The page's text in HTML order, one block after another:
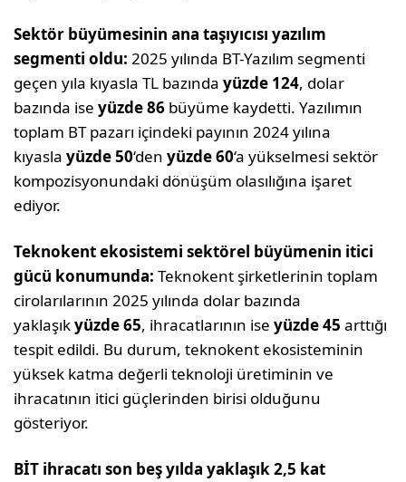
Sektör büyümesinin ana taşıyıcısı yazılım
segmenti oldu: 2025 yılında BT-Yazılım segmenti
geçen yıla kıyasla TL bazındayüzde 124, dolar
bazında iseyüzde 86 büyüme kaydetti. Yazılımın
toplam BT pazarı içindeki payının 2024 yılına
kıyaslayüzde 50‘denyüzde 60‘a yükselmesi sektör
kompozisyonundaki dönüşüm olasılığına işaret
ediyor.
Teknokent ekosistemi sektörel büyümenin itici
gücü konumunda: Teknokent şirketlerinin toplam
cirolarılarının 2025 yılında dolar bazında
yaklaşıkyüzde 65, ihracatlarının iseyüzde 45 arttığı
tespit edildi. Bu durum, teknokent ekosisteminin
yüksek katma değerli teknoloji üretiminin ve
ihracatının itici güçlerinden birisi olduğunu
gösteriyor.
BİT ihracatı son beş yılda yaklaşık 2,5 kat